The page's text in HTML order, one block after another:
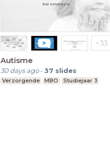
Autisme
30 days ago-37 slides
Verzorgende MBO Studiejaar 3